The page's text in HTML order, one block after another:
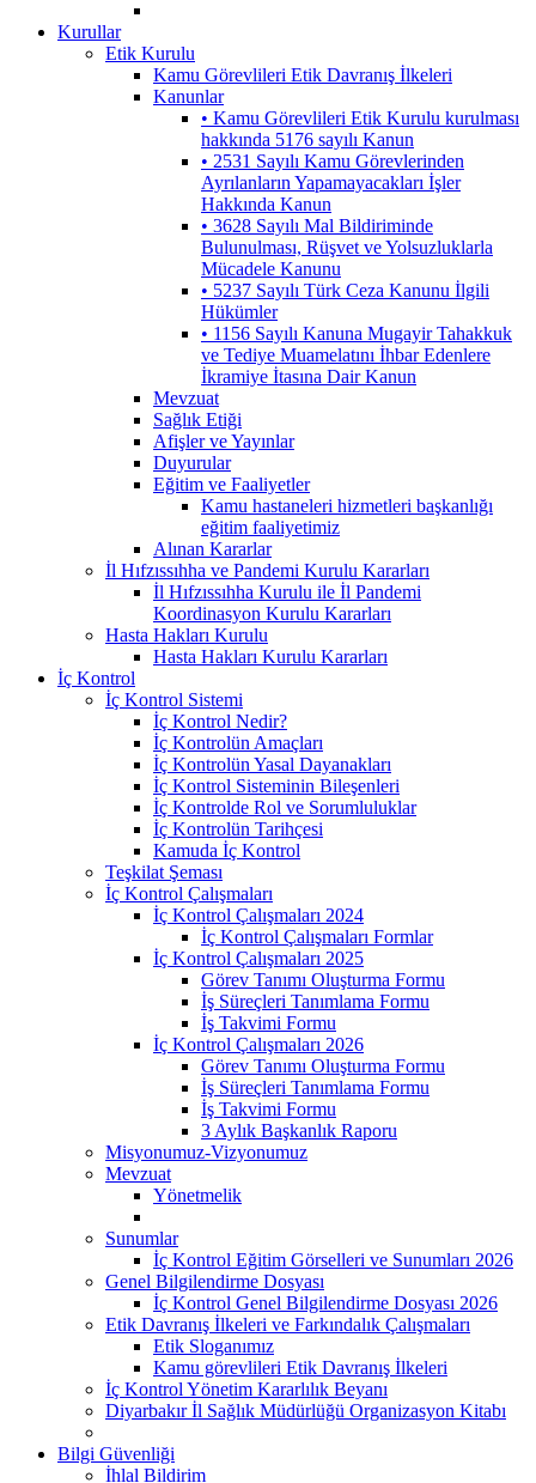
Kurullar
Etik Kurulu
Kamu Görevlileri Etik Davranış İlkeleri
Kanunlar
• Kamu Görevlileri Etik Kurulu kurulması
hakkında 5176 sayılı Kanun
• 2531 Sayılı Kamu Görevlerinden
Ayrılanların Yapamayacakları İşler
Hakkında Kanun
• 3628 Sayılı Mal Bildiriminde
Bulunulması, Rüşvet ve Yolsuzluklarla
Mücadele Kanunu
• 5237 Sayılı Türk Ceza Kanunu İlgili
Hükümler
• 1156 Sayılı Kanuna Mugayir Tahakkuk
ve Tediye Muamelatını İhbar Edenlere
İkramiye İtasına Dair Kanun
Mevzuat
Sağlık Etiği
Afişler ve Yayınlar
Duyurular
Eğitim ve Faaliyetler
Kamu hastaneleri hizmetleri başkanlığı
eğitim faaliyetimiz
Alınan Kararlar
İl Hıfzıssıhha ve Pandemi Kurulu Kararları
İl Hıfzıssıhha Kurulu ile İl Pandemi
Koordinasyon Kurulu Kararları
Hasta Hakları Kurulu
Hasta Hakları Kurulu Kararları
İç Kontrol
İç Kontrol Sistemi
İç Kontrol Nedir?
İç Kontrolün Amaçları
İç Kontrolün Yasal Dayanakları
İç Kontrol Sisteminin Bileşenleri
İç Kontrolde Rol ve Sorumluluklar
İç Kontrolün Tarihçesi
Kamuda İç Kontrol
Teşkilat Şeması
İç Kontrol Çalışmaları
İç Kontrol Çalışmaları 2024
İç Kontrol Çalışmaları Formlar
İç Kontrol Çalışmaları 2025
Görev Tanımı Oluşturma Formu
İş Süreçleri Tanımlama Formu
İş Takvimi Formu
İç Kontrol Çalışmaları 2026
Görev Tanımı Oluşturma Formu
İş Süreçleri Tanımlama Formu
İş Takvimi Formu
3 Aylık Başkanlık Raporu
Misyonumuz-Vizyonumuz
Mevzuat
Yönetmelik
Sunumlar
İç Kontrol Eğitim Görselleri ve Sunumları 2026
Genel Bilgilendirme Dosyası
İç Kontrol Genel Bilgilendirme Dosyası 2026
Etik Davranış İlkeleri ve Farkındalık Çalışmaları
Etik Sloganımız
Kamu görevlileri Etik Davranış İlkeleri
İç Kontrol Yönetim Kararlılık Beyanı
Diyarbakır İl Sağlık Müdürlüğü Organizasyon Kitabı
Bilgi Güvenliği
İhlal Bildirim